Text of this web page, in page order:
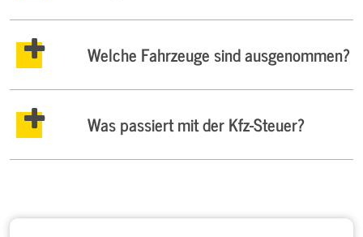
Welche Fahrzeuge sind ausgenommen?
Was passiert mit der Kfz-Steuer?